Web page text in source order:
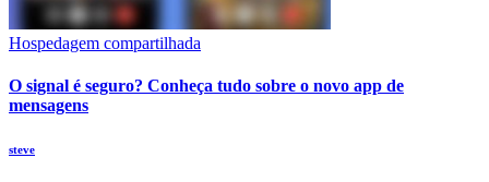
Hospedagem compartilhada
O signal é seguro? Conheça tudo sobre o novo app de
mensagens
steve